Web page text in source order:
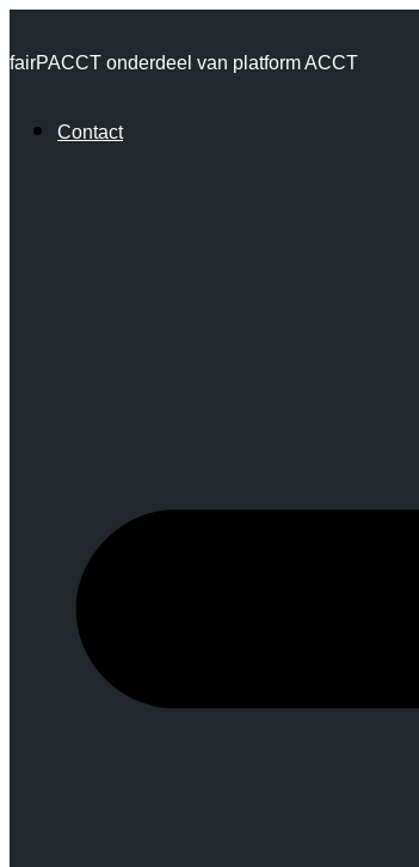
naar
inhoud
fairPACCT onderdeel van platform ACCT
Contact